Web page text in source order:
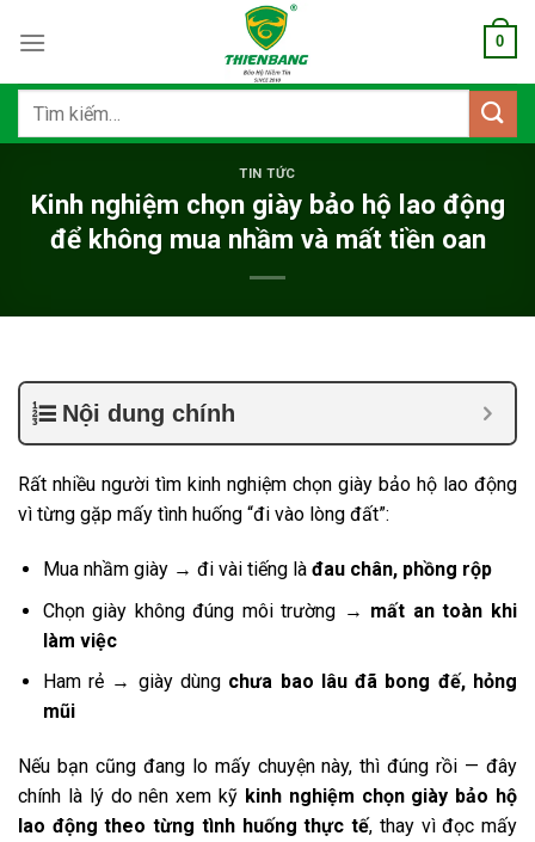
qua
dung
0
Tìm
TIN TỨC
Kinh nghiệm chọn giày bảo hộ lao động
để không mua nhầm và mất tiền oan
Nội dung chính
Rất nhiều người tìm kinh nghiệm chọn giày bảo hộ lao động
vì từng gặp mấy tình huống “đi vào lòng đất”:
Mua nhầm giày → đi vài tiếng là đau chân, phồng rộp
Chọn giày không đúng môi trường → mất an toàn khi
làm việc
Ham rẻ → giày dùng chưa bao lâu đã bong đế, hỏng
mũi
Nếu bạn cũng đang lo mấy chuyện này, thì đúng rồi — đây
chính là lý do nên xem kỹ kinh nghiệm chọn giày bảo hộ
lao động theo từng tình huống thực tế, thay vì đọc mấy